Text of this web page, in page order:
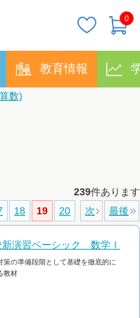
0
教育情報
数)
239件あります
18 19 20 次 最後
新演習ベーシック 数学Ⅰ
策の準備段階として基礎を徹底的に
教材